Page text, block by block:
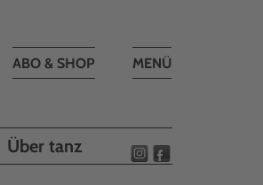
Toggle
MENÜ
ABO & SHOP
Über tanz